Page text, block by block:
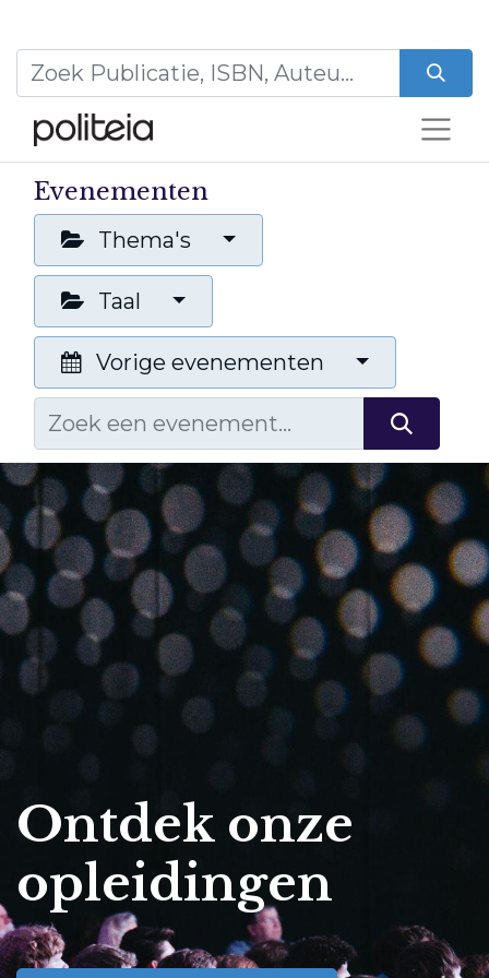
Evenementen
Thema's
Taal
Vorige evenementen
Ontdek onze
opleidingen